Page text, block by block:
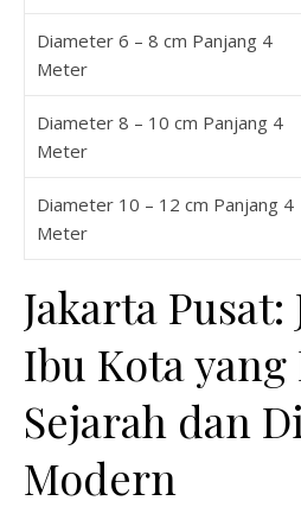
Diameter 6 – 8 cm Panjang 4
Meter
Diameter 8 – 10 cm Panjang 4
Meter
Diameter 10 – 12 cm Panjang 4
Meter
Jakarta
Ibu Kota yang
Sejarah dan
Modern